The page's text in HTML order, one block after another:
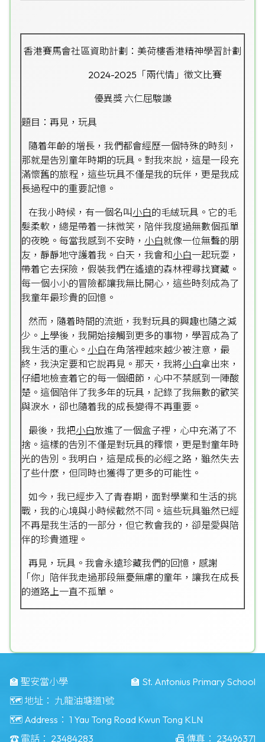
香港賽馬會社區資助計劃：美荷樓香港精神學習計劃
2024-2025「兩代情」徵文比賽
優異獎 六仁屈駿謙
題目：再見，玩具
隨着年齡的增長，我們都會經歷一個特殊的時刻，
那就是告別童年時期的玩具。對我來說，這是一段充
滿懷舊的旅程，這些玩具不僅是我的玩伴，更是我成
長過程中的重要記憶。
在我小時候，有一個名叫 小白的毛絨玩具。它的毛
髮柔軟，總是帶着一抹微笑，陪伴我度過無數個孤單
的夜晚。每當我感到不安時， 小白就像一位無聲的朋
友，靜靜地守護着我。白天，我會和小白一起玩耍，
帶着它去探險，假裝我們在遙遠的森林裡尋找寶藏。
每一個小小的冒險都讓我無比開心，這些時刻成為了
我童年最珍貴的回憶。
然而，隨着時間的流逝，我對玩具的興趣也隨之減
少。上學後，我開始接觸到更多的事物，學習成為了
我生活的重心。 小白在角落裡越來越少被注意，最
終，我決定要和它說再見。那天，我將小白拿出來，
仔細地檢查着它的每一個細節，心中不禁感到一陣酸
楚。這個陪伴了我多年的玩具，記錄了我無數的歡笑
與淚水，卻也隨着我的成長變得不再重要。
最後，我把小白放進了一個盒子裡，心中充滿了不
捨。這樣的告別不僅是對玩具的釋懷，更是對童年時
光的告別。我明白，這是成長的必經之路，雖然失去
了些什麼，但同時也獲得了更多的可能性。
如今，我已經步入了青春期，面對學業和生活的挑
戰，我的心境與小時候截然不同。這些玩具雖然已經
不再是我生活的一部分，但它教會我的，卻是愛與陪
伴的珍貴道理。
再見，玩具。我會永遠珍藏我們的回憶，感謝
「你」陪伴我走過那段無憂無慮的童年，讓我在成長
的道路上一直不孤單。
🏫 聖安當小學
🏫 St. Antonius Primary School
🗺️ 地址： 九龍油塘道1號
🗺️ Address： 1 Yau Tong Road Kwun Tong KLN
☎️ 電話： 23484283 📠 傳真： 23496371